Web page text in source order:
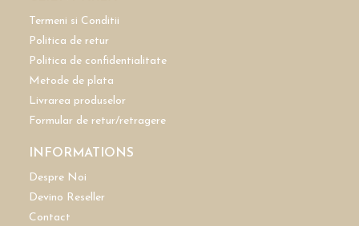
Termeni si Conditii
Politica de retur
Politica de confidentialitate
Metode de plata
Livrarea produselor
Formular de retur/retragere
INFORMATIONS
Despre Noi
Devino Reseller
Contact